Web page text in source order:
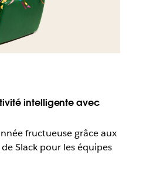
intelligente avec
fructueuse grâce aux
Slack pour les équipes